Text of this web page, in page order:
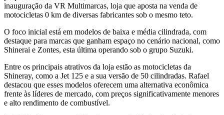
inauguração da VR Multimarcas, loja que aposta na venda de
motocicletas 0 km de diversas fabricantes sob o mesmo teto.
O foco inicial está em modelos de baixa e média cilindrada, com
destaque para marcas que ganham espaço no cenário nacional, como
Shinerai e Zontes, esta última operando sob o grupo Suzuki.
Entre os principais atrativos da loja estão as motocicletas da
Shineray, como a Jet 125 e a sua versão de 50 cilindradas. Rafael
destacou que esses modelos oferecem uma alternativa econômica
frente às líderes de mercado, com preços significativamente menores
e alto rendimento de combustível.